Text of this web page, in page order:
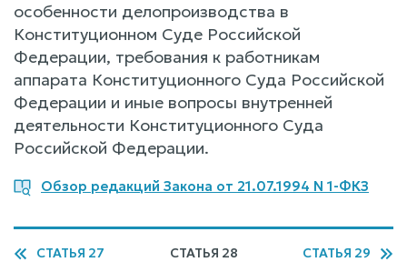
особенности делопроизводства в
Конституционном Суде Российской
Федерации, требования к работникам
аппарата Конституционного Суда Российской
Федерации и иные вопросы внутренней
деятельности Конституционного Суда
Российской Федерации.
Обзор редакций Закона от 21.07.1994 N 1-ФКЗ
СТАТЬЯ 27 СТАТЬЯ 28 СТАТЬЯ 29